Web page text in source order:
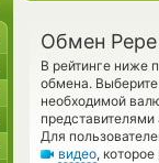
Обмен Pepe
В рейтинге ниже
обмена.
необходимой
Для
видео,